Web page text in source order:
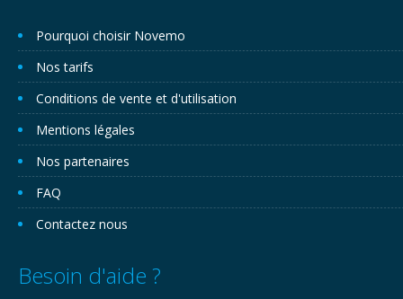
Pourquoi choisir Novemo
Nos tarifs
Conditions de vente et d'utilisation
Mentions légales
Nos partenaires
FAQ
Contactez nous
Besoin d'aide ?